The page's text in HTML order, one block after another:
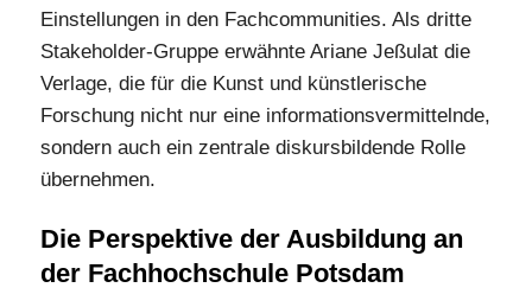
Einstellungen in den Fachcommunities. Als dritte
Stakeholder-Gruppe erwähnte Ariane Jeßulat die
Verlage, die für die Kunst und künstlerische
Forschung nicht nur eine informationsvermittelnde,
sondern auch ein zentrale diskursbildende Rolle
übernehmen.
Die Perspektive der Ausbildung an
der Fachhochschule Potsdam